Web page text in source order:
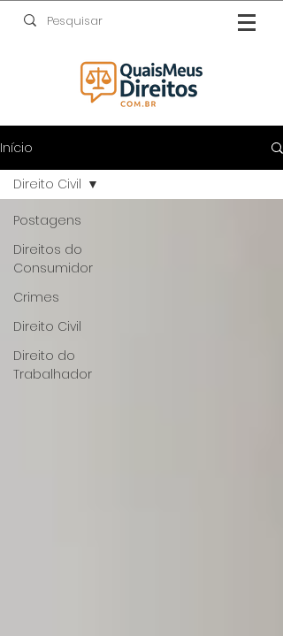
Início
Postagens
Direitos do
Consumidor
Crimes
Direito Civil
Direito do
Trabalhador
Direito Civil